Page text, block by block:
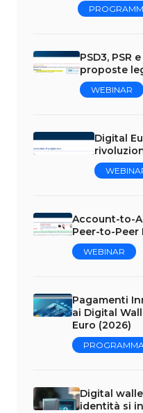
PSD3, PSR
proposte
WEBINAR
Digital
Account-to-
Peer-to-Peer
WEBINAR
Pagamenti
ai Digital
Euro (2026)
Digital
identità si